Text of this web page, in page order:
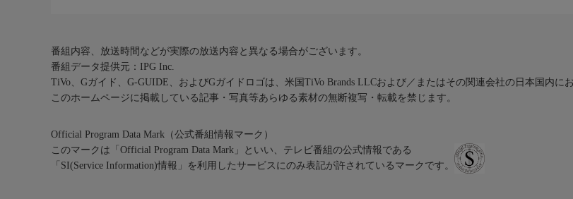
番組内容、放送時間などが実際の放送内容と異なる場合がございます。
番組データ提供元：IPG Inc.
TiVo、Gガイド、G-GUIDE、およびGガイドロゴは、米国TiVo Brands LLCおよび／またはその関連会社の日本国内に
このホームページに掲載している記事・写真等あらゆる素材の無断複写・転載を禁じます。
Official Program Data Mark（公式番組情報マーク）
このマークは「Official Program Data Mark」といい、テレビ番組の公式情報である
「SI(Service Information)情報」を利用したサービスにのみ表記が許されているマークです。